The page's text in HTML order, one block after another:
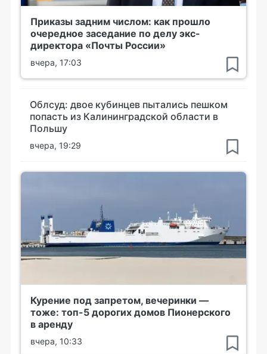
Приказы задним числом: как прошло
очередное заседание по делу экс-
директора «Почты России»
вчера, 17:03
Облсуд: двое кубинцев пытались пешком
попасть из Калининградской области в
Польшу
вчера, 19:29
Курение под запретом, вечеринки —
тоже: топ-5 дорогих домов Пионерского
в аренду
вчера, 10:33